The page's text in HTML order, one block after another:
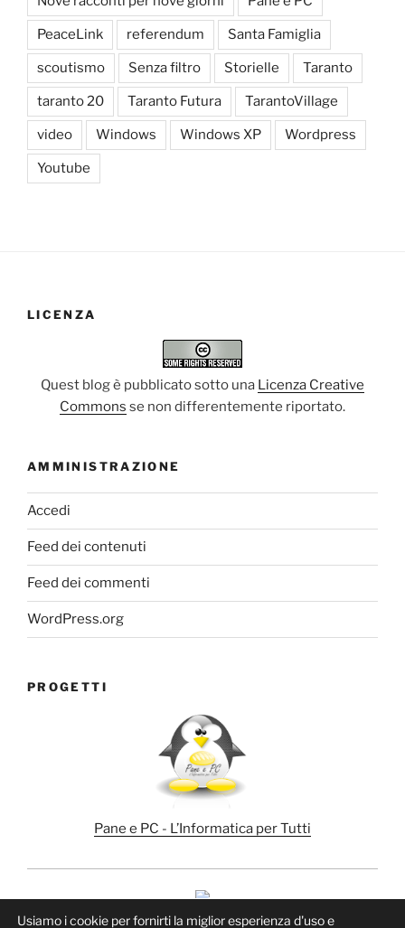
PeaceLink referendum Santa Famiglia
scoutismo Senza filtro Storielle Taranto
taranto 20 Taranto Futura TarantoVillage
video Windows Windows XP Wordpress
Youtube
LICENZA
Quest blog è pubblicato sotto una Licenza Creative
Commons se non differentemente riportato.
AMMINISTRAZIONE
Accedi
Feed dei contenuti
Feed dei commenti
WordPress.org
PROGETTI
Pane e PC - L’Informatica per Tutti
Usiamo i cookie per fornirti la miglior esperienza d'uso e